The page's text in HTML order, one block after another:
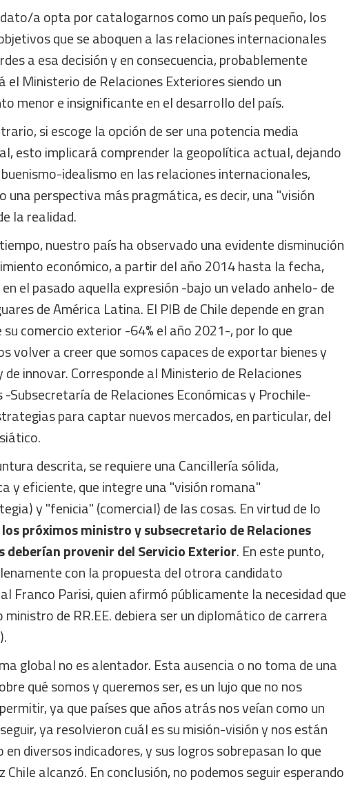
a opta por catalogarnos como un país pequeño, los
que se aboquen a las relaciones internacionales
a esa decisión y en consecuencia, probablemente
el Ministerio de Relaciones Exteriores siendo un
menor e insignificante en el desarrollo del país.
si escoge la opción de ser una potencia media
esto implicará comprender la geopolítica actual, dejando
idealismo en las relaciones internacionales,
una perspectiva más pragmática, es decir, una "visión
la realidad.
nuestro país ha observado una evidente disminución
económico, a partir del año 2014 hasta la fecha,
el pasado aquella expresión -bajo un velado anhelo- de
de América Latina. El PIB de Chile depende en gran
su comercio exterior -64% el año 2021-, por lo que
volver a creer que somos capaces de exportar bienes y
de innovar. Corresponde al Ministerio de Relaciones
-Subsecretaría de Relaciones Económicas y Prochile-
para captar nuevos mercados, en particular, del
descrita, se requiere una Cancillería sólida,
y eficiente, que integre una "visión romana"
y "fenicia" (comercial) de las cosas. En virtud de lo
los próximos ministro y subsecretario de Relaciones
deberían provenir del Servicio Exterior. En este punto,
con la propuesta del otrora candidato
Franco Parisi, quien afirmó públicamente la necesidad que
ministro de RR.EE. debiera ser un diplomático de carrera
global no es alentador. Esta ausencia o no toma de una
qué somos y queremos ser, es un lujo que no nos
ya que países que años atrás nos veían como un
ya resolvieron cuál es su misión-visión y nos están
en diversos indicadores, y sus logros sobrepasan lo que
Chile alcanzó. En conclusión, no podemos seguir esperando